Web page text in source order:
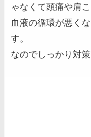
ゃなくて頭痛や肩
血液の循環が悪く
す。
なのでしっかり対